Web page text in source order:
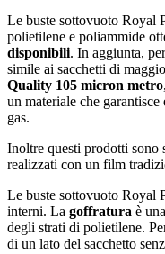
Le buste sottovuoto Royal
polietilene e poliammide
disponibili. In aggiunta,
simile ai sacchetti di
Quality 105 micron metro
un materiale che
gas.
Inoltre questi prodotti sono
realizzati con un film
Le buste sottovuoto Royal
interni. La goffratura è
degli strati di polietilene.
di un lato del sacchetto